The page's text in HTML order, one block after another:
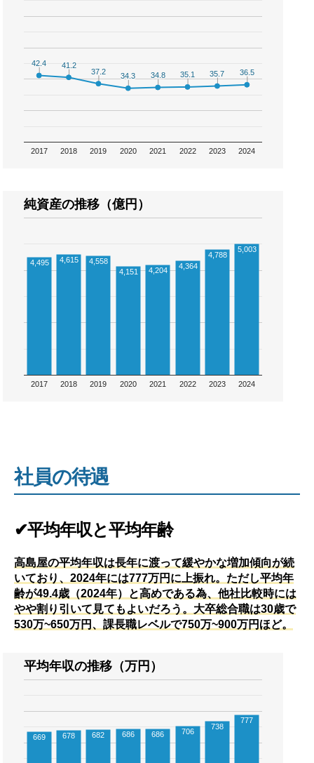
2017 2018 2019 2020 2021 2022 2023 2024
42.4
42.4 41.2
41.2
37.2
37.2
34.3
34.3 34.8
34.8 35.1
35.1 35.7
35.7 36.5
36.5
純資産の推移（億円）
2017 2018 2019 2020 2021 2022 2023 2024
4,495 4,615
4,558
4,151
4,204 4,364
4,788
5,003
社員の待遇
✔平均年収と平均年齢
高島屋の平均年収は長年に渡って緩やかな増加傾向が続
いており、2024年には777万円に上振れ。ただし平均年
齢が49.4歳（2024年）と高めである為、他社比較時には
やや割り引いて見てもよいだろう。大卒総合職は30歳で
530万~650万円、課長職レベルで750万~900万円ほど。
平均年収の推移（万円）
669 678 682 686 686 706
738
777